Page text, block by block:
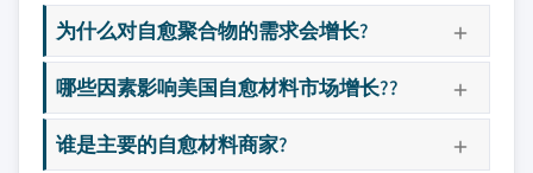
为什么对自愈聚合物的需求会增长?
哪些因素影响美国自愈材料市场增长??
谁是主要的自愈材料商家?